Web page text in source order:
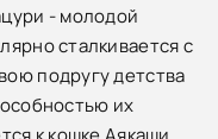
- молодой
сталкивается с
подругу детства
их